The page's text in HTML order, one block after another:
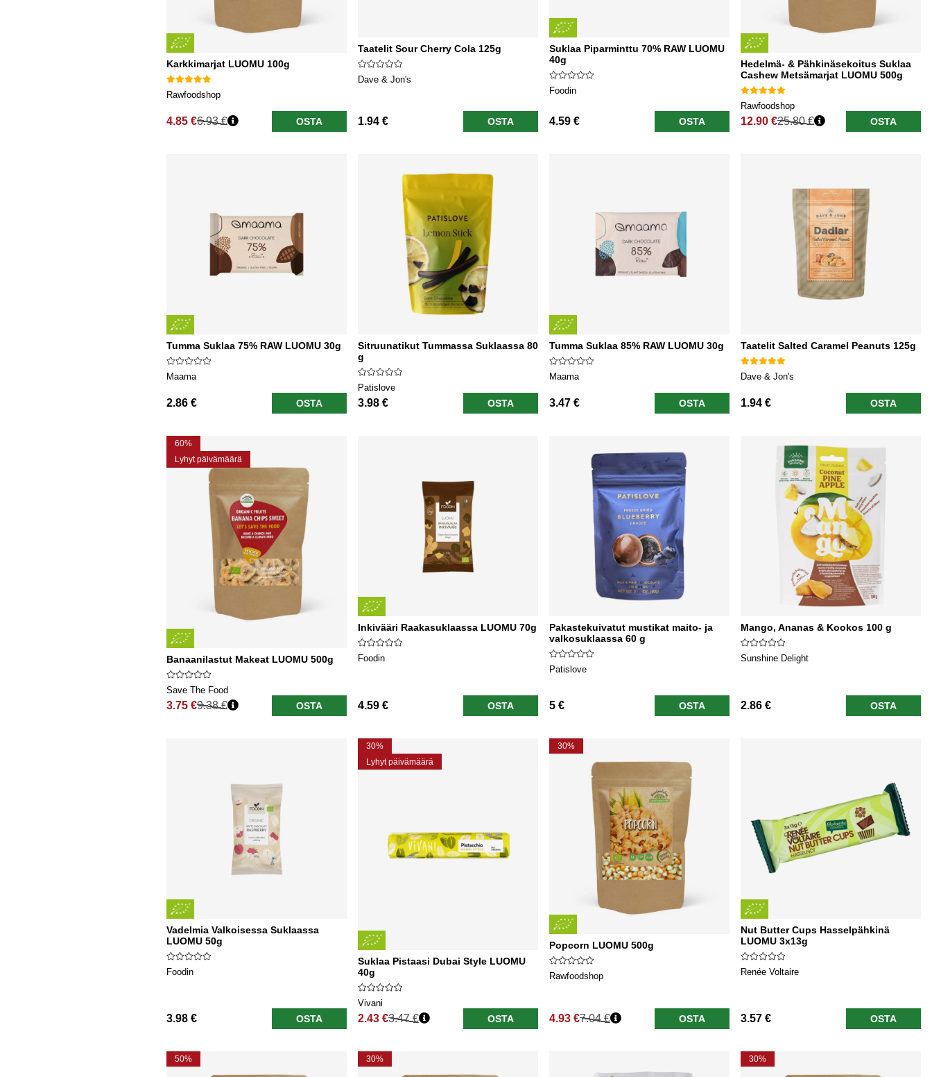
Karkkimarjat LUOMU 100g
Rawfoodshop
4.85 €
Normaali hinta
6.93 € OSTA
Taatelit Sour Cherry Cola 125g
Dave & Jon's
1.94 € OSTA
Suklaa Piparminttu 70% RAW LUOMU
40g
Foodin
4.59 € OSTA
Hedelmä- & Pähkinäsekoitus Suklaa
Cashew Metsämarjat LUOMU 500g
Rawfoodshop
12.90 €
Normaali hinta
25.80 € OSTA
Tumma Suklaa 75% RAW LUOMU 30g
Maama
2.86 € OSTA
Sitruunatikut Tummassa Suklaassa 80
g
Patislove
3.98 € OSTA
Tumma Suklaa 85% RAW LUOMU 30g
Maama
3.47 € OSTA
Taatelit Salted Caramel Peanuts 125g
Dave & Jon's
1.94 € OSTA
60%
Lyhyt päivämäärä
Banaanilastut Makeat LUOMU 500g
Save The Food
3.75 €
Normaali hinta
9.38 € OSTA
Inkivääri Raakasuklaassa LUOMU 70g
Foodin
4.59 € OSTA
Pakastekuivatut mustikat maito- ja
valkosuklaassa 60 g
Patislove
5 € OSTA
Mango, Ananas & Kookos 100 g
Sunshine Delight
2.86 € OSTA
Vadelmia Valkoisessa Suklaassa
LUOMU 50g
Foodin
3.98 € OSTA
30%
Lyhyt päivämäärä
Suklaa Pistaasi Dubai Style LUOMU
40g
Vivani
2.43 €
Normaali hinta
3.47 € OSTA
30%
Popcorn LUOMU 500g
Rawfoodshop
4.93 €
Normaali hinta
7.04 € OSTA
Nut Butter Cups Hasselpähkinä
LUOMU 3x13g
Renée Voltaire
3.57 € OSTA
50% 30% 30%